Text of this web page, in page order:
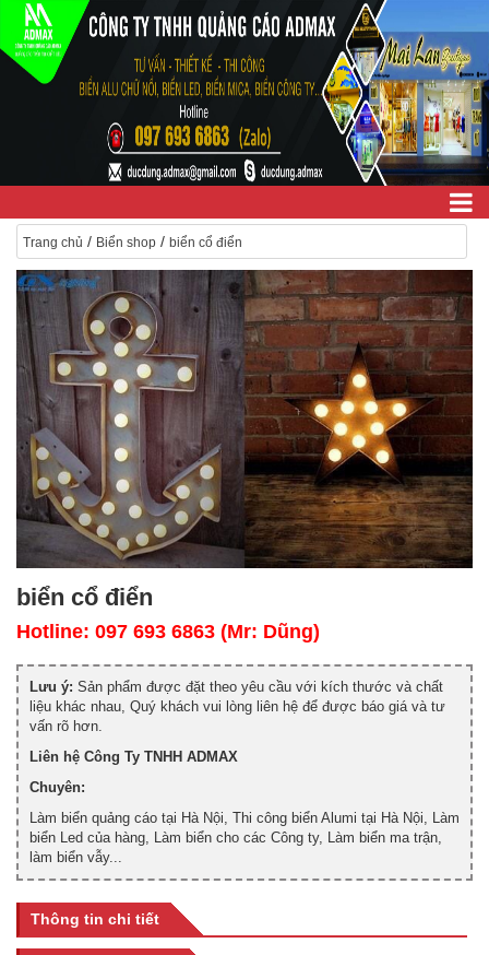
Trang chủ / Biển shop / biển cổ điển
biển cổ điển
Hotline: 097 693 6863 (Mr: Dũng)
Lưu ý: Sản phẩm được đặt theo yêu cầu với kích thước và chất
liệu khác nhau, Quý khách vui lòng liên hệ để được báo giá và tư
vấn rõ hơn.
Liên hệ Công Ty TNHH ADMAX
Chuyên:
Làm biển quảng cáo tại Hà Nội, Thi công biển Alumi tại Hà Nội, Làm
biển Led của hàng, Làm biển cho các Công ty, Làm biển ma trận,
làm biển vẫy...
Thông tin chi tiết